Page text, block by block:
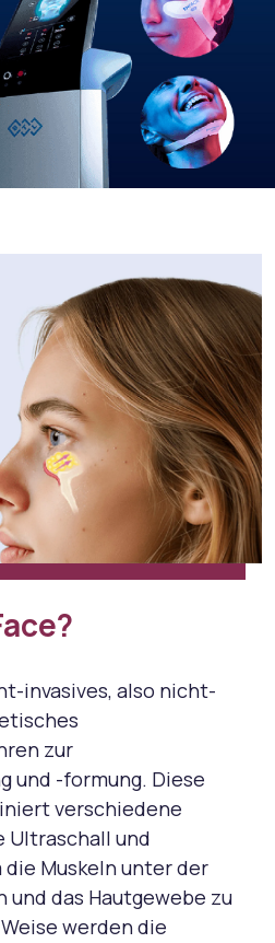
invasives, also nicht-
zur
und -formung. Diese
verschiedene
Ultraschall und
die Muskeln unter der
und das Hautgewebe zu
werden die